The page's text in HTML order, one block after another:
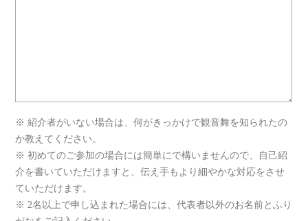
※ 紹介者がいない場合は、何がきっかけで観音舞を知られたの
か教えてください。
※ 初めてのご参加の場合には簡単にで構いませんので、自己紹
介を書いていただけますと、伝え手もより細やかな対応をさせ
ていただけます。
※ 2名以上で申し込まれた場合には、代表者以外のお名前とふり